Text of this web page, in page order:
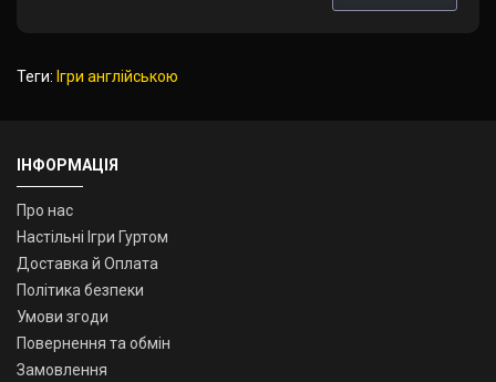
Теги: Ігри англійською
ІНФОРМАЦІЯ
Про нас
Настільні Ігри Гуртом
Доставка й Оплата
Політика безпеки
Умови згоди
Повернення та обмін
Замовлення